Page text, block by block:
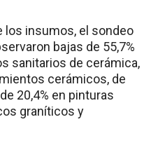
los insumos, el sondeo
bajas de 55,7%
sanitarios de cerámica,
cerámicos, de
20,4% en pinturas
graníticos y